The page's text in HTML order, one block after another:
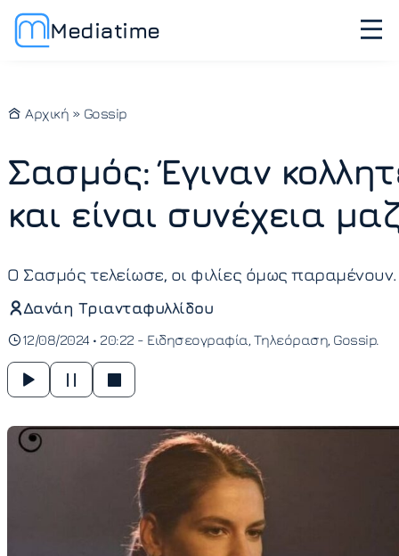
Mediatime
Αρχική » Gossip
Σασμός: Έγιναν
και είναι συνέχεια
Ο Σασμός τελείωσε, οι φιλίες όμως παραμένουν.
Δανάη Τριανταφυλλίδου
12/08/2024 • 20:22 - Ειδησεογραφία Τηλεόραση Gossip